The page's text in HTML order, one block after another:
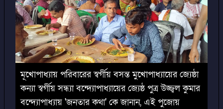
মূখোপাধ্যায় পরিবারের স্বর্গীয় বসন্ত মুখোপাধ্যায়ের জ্যেষ্ঠা
কন্যা স্বর্গীয় সন্ধ্যা বন্দ্যোপাধ্যায়ের জ্যেষ্ঠ পুত্র উজ্জ্বল কুমার
বন্দ্যোপাধ্যায় 'জনতার কথা' কে জানান, এই পুজোয়